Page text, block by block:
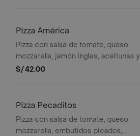
Pizza América
Pizza con salsa de tomate, queso
mozzarella, jamón ingles, aceitunas y
pimiento, 8 slices.
S/ 42.00
Pizza Pecaditos
Pizza con salsa de tomate, queso
mozzarella, embutidos picados,